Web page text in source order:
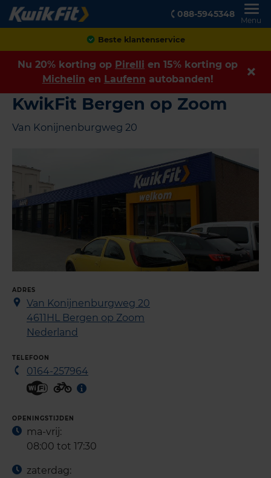
088-5945348
Menu
Achteraf betalen
Nu 20% korting op Pirelli en 15% korting op
Michelin en Laufenn autobanden!
KwikFit Bergen op Zoom
Van Konijnenburgweg 20
ADRES
Van Konijnenburgweg 20
4611HL
Bergen op Zoom
Nederland
TELEFOON
0164-257964
OPENINGSTIJDEN
ma-vrij:
08:00 tot 17:30
zaterdag: